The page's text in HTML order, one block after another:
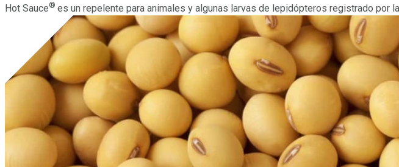
Hot Sauce® es un repelente para animales y algunas larvas de lepidópteros registrado por